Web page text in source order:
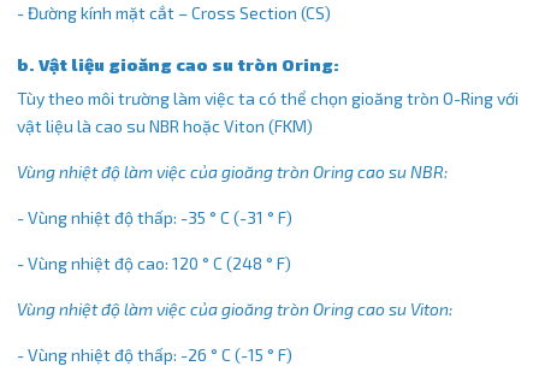
- Đường kính mặt cắt – Cross Section (CS)
b. Vật liệu gioăng cao su tròn Oring:
Tùy theo môi trường làm việc ta có thể chọn gioăng tròn O-Ring với
vật liệu là cao su NBR hoặc Viton (FKM)
Vùng nhiệt độ làm việc của gioăng tròn Oring cao su NBR:
- Vùng nhiệt độ thấp: -35 ° C (-31 ° F)
- Vùng nhiệt độ cao: 120 ° C (248 ° F)
Vùng nhiệt độ làm việc của gioăng tròn Oring cao su Viton:
- Vùng nhiệt độ thấp: -26 ° C (-15 ° F)